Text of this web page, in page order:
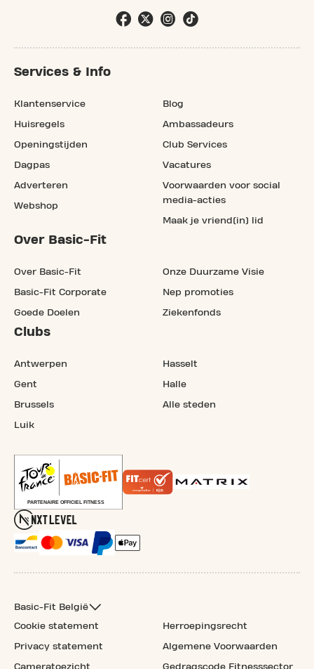
Services & Info
Klantenservice
Huisregels
Openingstijden
Dagpas
Adverteren
Webshop
Blog
Ambassadeurs
Club Services
Vacatures
Voorwaarden voor social
media-acties
Maak je vriend(in) lid
Over Basic-Fit
Over Basic-Fit
Basic-Fit Corporate
Goede Doelen
Onze Duurzame Visie
Nep promoties
Ziekenfonds
Clubs
Antwerpen
Gent
Brussels
Luik
Hasselt
Halle
Alle steden
Basic-Fit België
Cookie statement
Privacy statement
Cameratoezicht
Herroepingsrecht
Algemene Voorwaarden
Gedragscode Fitnesssector